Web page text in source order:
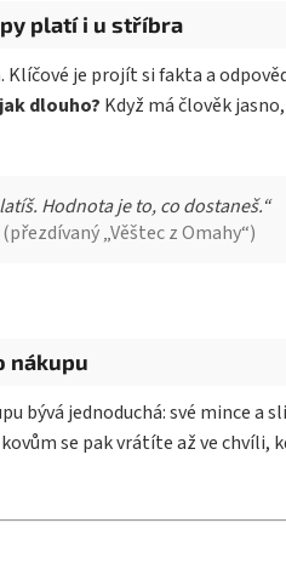
platí i u stříbra
je projít si fakta a
dlouho? Když má člověk
Hodnota je to, co dostaneš.“
„Věštec z Omahy“)
nákupu
bývá jednoduchá: své mince
se pak vrátíte až ve chvíli,